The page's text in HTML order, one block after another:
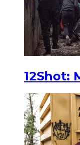
12Shot: